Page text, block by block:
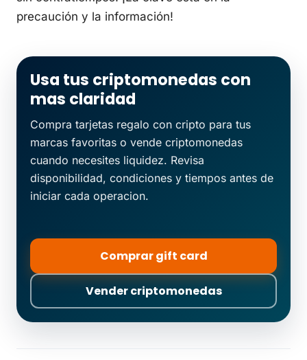
precaución y la información!
Usa tus criptomonedas con
mas claridad
Compra tarjetas regalo con cripto para tus
marcas favoritas o vende criptomonedas
cuando necesites liquidez. Revisa
disponibilidad, condiciones y tiempos antes de
iniciar cada operacion.
Comprar gift card
Vender criptomonedas